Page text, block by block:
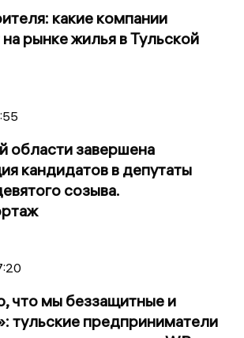
какие компании
рынке жилья в Тульской
области завершена
кандидатов в депутаты
созыва.
что мы беззащитные и
тульские предприниматели